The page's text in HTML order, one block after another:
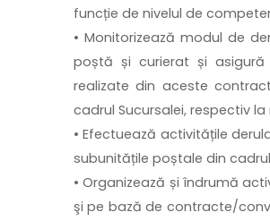
funcție de nivelul de
• Monitorizează modul de
poștă și curierat și asigură
realizate din aceste
cadrul Sucursalei, respectiv
• Efectuează activitățile
subunitățile poștale din
• Organizează și îndrumă
şi pe bază de contracte/